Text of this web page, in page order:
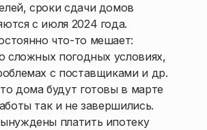
сроки сдачи домов
с июля 2024 года.
что-то мешает:
сложных погодных условиях,
с поставщиками и др.
дома будут готовы в марте
так и не завершились.
платить ипотеку